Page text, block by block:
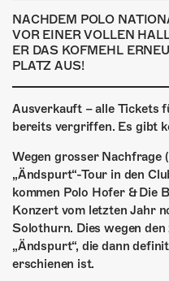
PHOTOMAT
INFOS
KONTAKT
ÜBER UNS
GÖNNEREI
SHOP
NACHDEM POLO
VOR EINER VOLLEN
ER DAS KOFMEHL
PLATZ AUS!
Ausverkauft – alle Tickets
bereits vergriffen. Es gibt
Wegen grosser Nachfrage
„Ändspurt“-Tour in den
kommen Polo Hofer & Die
Konzert vom letzten Jahr
Solothurn. Dies wegen
„Ändspurt“, die dann
erschienen ist.